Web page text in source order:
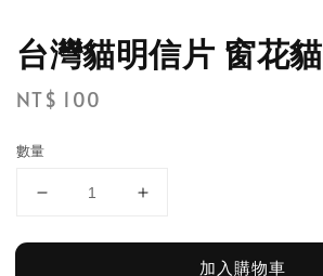
台灣貓明信片 窗花貓
Regular
NT$ 100
數量
加入購物車